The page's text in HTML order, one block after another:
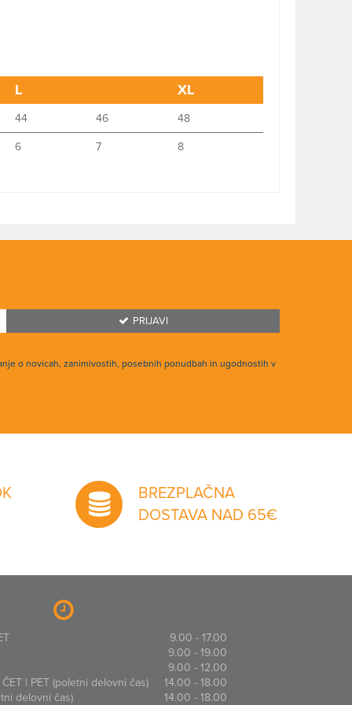
L XL
44 46 48
6 7 8
PRIJAVI
o novicah, zanimivostih, posebnih ponudbah in ugodnostih v
BREZPLAČNA
DOSTAVA NAD 65€
9.00 - 17.00
9.00 - 19.00
9.00 - 12.00
| PET (poletni delovni čas)
14.00 - 18.00
delovni čas)
14.00 - 18.00